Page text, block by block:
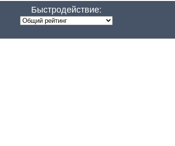
Быстродействие: